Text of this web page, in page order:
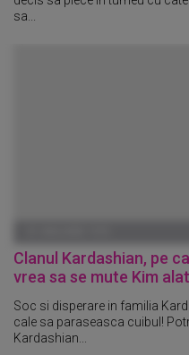
sa...
Clanul Kardashian, pe
vrea sa se mute Kim
Soc si disperare in familia
cale sa paraseasca cuibul!
Kardashian...